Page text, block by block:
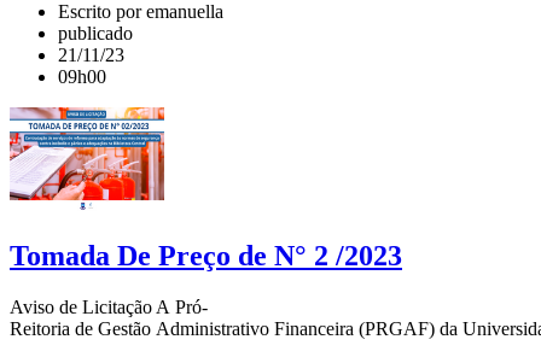
Escrito por emanuella
publicado
21/11/23
09h00
Tomada De Preço de N° 2 /2023
Aviso de Licitação A Pró-
Reitoria de Gestão Administrativo Financeira (PRGAF) da